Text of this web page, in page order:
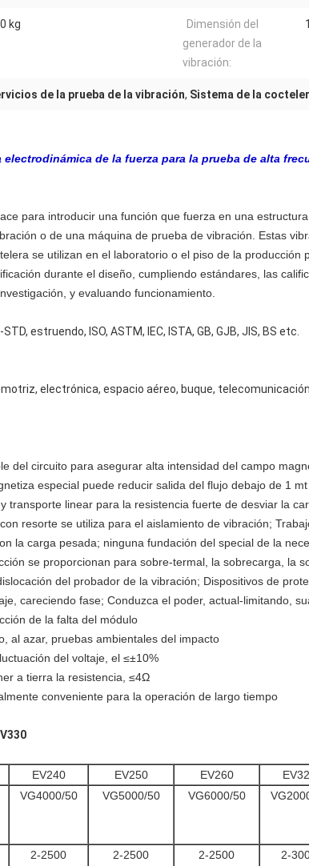
kg
Dimensión del
generador de la
vibración:
de la prueba de la vibración, Sistema de la
electrodinámica de la fuerza para la prueba de alta
para introducir una función que fuerza en una
o de una máquina de prueba de vibración. Estas
se utilizan en el laboratorio o el piso de la producción
durante el diseño, cumpliendo estándares, las
y evaluando funcionamiento.
STD, estruendo, ISO, ASTM, IEC, ISTA, GB, GJB, JIS, BS etc.
electrónica, espacio aéreo, buque,
del circuito para asegurar alta intensidad del campo
especial puede reducir salida del flujo debajo de 1 mt
transporte linear para la resistencia fuerte de desviar la
resorte se utiliza para el aislamiento de vibración;
la carga pesada; ninguna fundación del special de la
se proporcionan para sobre-termal, la sobrecarga, la
del probador de la vibración; Dispositivos de
careciendo fase; Conduzca el poder, actual-limitando,
de la falta del módulo
al azar, pruebas ambientales del impacto
del voltaje, el ≤±10%
a tierra la resistencia, ≤4Ω
conveniente para la operación de largo tiempo
EV240 EV250 EV260
VG4000/50 VG5000/50 VG6000/50
2-2500 2-2500 2-2500 2-